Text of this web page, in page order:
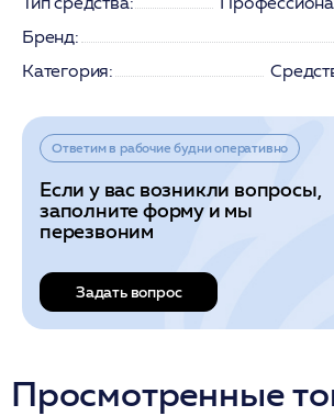
Бренд:
Категория:
Ответим в рабочие будни оперативно
Если у вас возникли вопросы,
заполните форму и мы
перезвоним
Задать вопрос
Просмотренные